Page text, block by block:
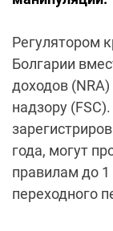
Регулятором
Болгарии
доходов
надзору
года, могут
правилам до 1
переходного